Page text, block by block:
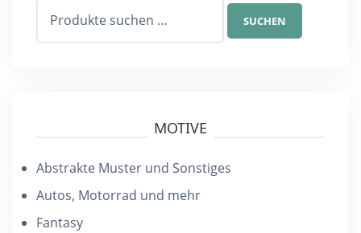
SUCHEN
MOTIVE
Abstrakte Muster und Sonstiges
Autos, Motorrad und mehr
Fantasy